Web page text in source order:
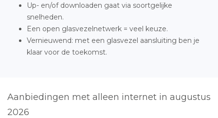
Up- en/of downloaden gaat via soortgelijke
snelheden.
Een open glasvezelnetwerk = veel keuze.
Vernieuwend: met een glasvezel aansluiting ben je
klaar voor de toekomst.
Aanbiedingen met alleen internet in augustus
2026